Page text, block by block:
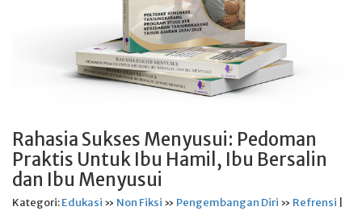
Rahasia Sukses Menyusui: Pedoman
Praktis Untuk Ibu Hamil, Ibu Bersalin
dan Ibu Menyusui
Kategori:Edukasi » Non Fiksi » Pengembangan Diri » Refrensi